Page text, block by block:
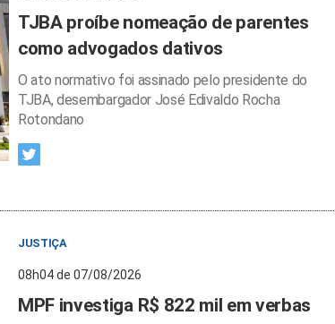
TJBA proíbe nomeação de parentes
como advogados dativos
O ato normativo foi assinado pelo presidente do
TJBA, desembargador José Edivaldo Rocha
Rotondano
JUSTIÇA
08h04 de 07/08/2026
MPF investiga R$ 822 mil em verbas